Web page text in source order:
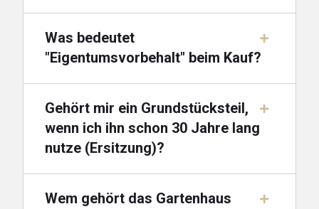
Was bedeutet
"Eigentumsvorbehalt" beim Kauf?
Gehört mir ein Grundstücksteil,
wenn ich ihn schon 30 Jahre lang
nutze (Ersitzung)?
Wem gehört das Gartenhaus